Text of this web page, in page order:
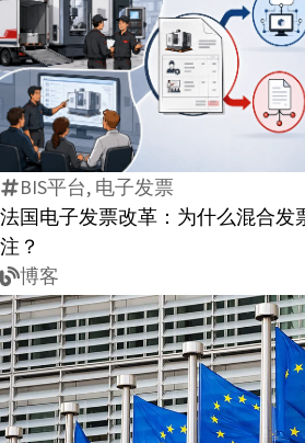
法
国
票
为
什
么
混
合
BIS平台, 电子发票
法国电子发票改革：为什么混合发
注？
博客
EN16931-